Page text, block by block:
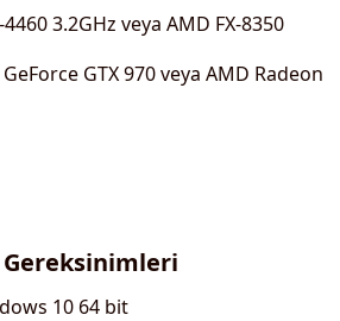
3.2GHz veya AMD FX-8350
GTX 970 veya AMD Radeon
10 64 bit